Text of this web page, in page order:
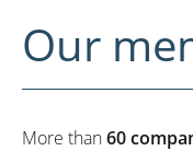
Our
More than60